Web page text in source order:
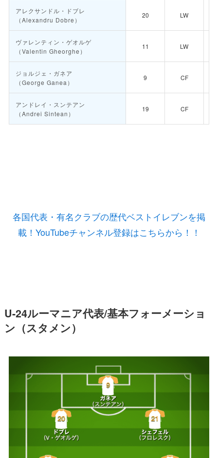
アレクサンドル・ドブレ
（Alexandru Dobre）
20 LW
ヴァレンティン・ゲオルゲ
（Valentin Gheorghe）
11 LW
ジョルジェ・ガネア
（George Ganea）
9 CF
アンドレイ・スンテアン
（Andrei Sintean）
19 CF
各国代表・有名クラブの歴代ベストイレブンを掲
載！YouTubeチャンネル登録はこちらから！！
U-24ルーマニア代表/基本フォーメーショ
ン（スタメン）